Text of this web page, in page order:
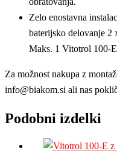
Zelo enostavna
baterijsko delovanje
Maks. 1 Vitotrol 100-
Za možnost nakupa z
info@biakom.si ali nas
Podobni izdelki